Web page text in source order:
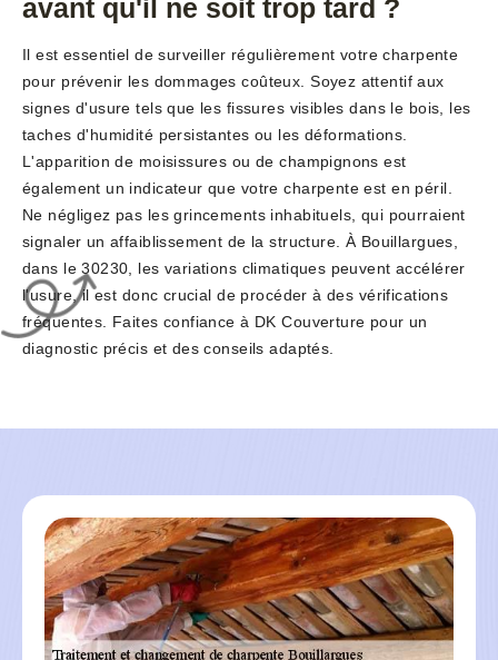
avant qu'il ne soit trop tard ?
Il est essentiel de surveiller régulièrement votre charpente
pour prévenir les dommages coûteux. Soyez attentif aux
signes d'usure tels que les fissures visibles dans le bois, les
taches d'humidité persistantes ou les déformations.
L'apparition de moisissures ou de champignons est
également un indicateur que votre charpente est en péril.
Ne négligez pas les grincements inhabituels, qui pourraient
signaler un affaiblissement de la structure. À Bouillargues,
dans le 30230, les variations climatiques peuvent accélérer
l'usure, il est donc crucial de procéder à des vérifications
fréquentes. Faites confiance à DK Couverture pour un
diagnostic précis et des conseils adaptés.